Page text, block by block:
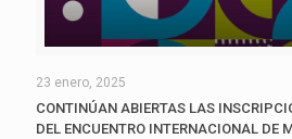
23 enero, 2025
CONTINÚAN ABIERTAS LAS
DEL ENCUENTRO INTERNACIONAL DE